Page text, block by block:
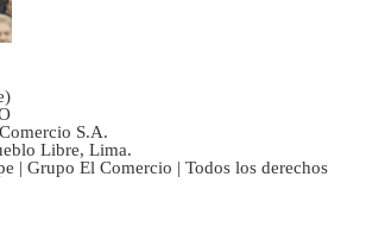
S.A.
Libre, Lima.
| Grupo El Comercio | Todos los derechos